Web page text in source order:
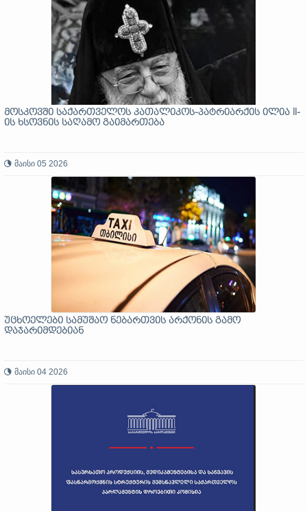
მოსკოვში საქართველოს კათალიკოს-პატრიარქის ილია II-
ის ხსოვნის საღამო გაიმართება
მაისი 05 2026
უცხოელები სამუშაო ნებართვის არქონის გამო
დაჯარიმდებიან
მაისი 04 2026